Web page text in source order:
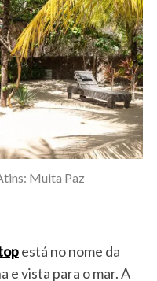
Muita Paz
está no nome da
e vista para o mar. A